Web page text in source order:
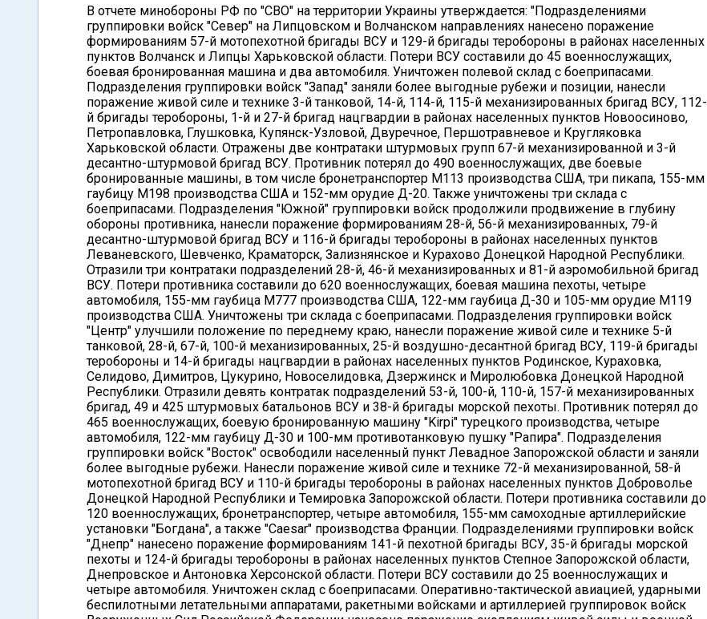
В отчете минобороны РФ по "СВО" на территории Украины утверждается: "Подразделениями
группировки войск "Север" на Липцовском и Волчанском направлениях нанесено поражение
формированиям 57-й мотопехотной бригады ВСУ и 129-й бригады теробороны в районах населенных
пунктов Волчанск и Липцы Харьковской области. Потери ВСУ составили до 45 военнослужащих,
боевая бронированная машина и два автомобиля. Уничтожен полевой склад с боеприпасами.
Подразделения группировки войск "Запад" заняли более выгодные рубежи и позиции, нанесли
поражение живой силе и технике 3-й танковой, 14-й, 114-й, 115-й механизированных бригад ВСУ, 112-
й бригады теробороны, 1-й и 27-й бригад нацгвардии в районах населенных пунктов Новоосиново,
Петропавловка, Глушковка, Купянск-Узловой, Двуречное, Першотравневое и Кругляковка
Харьковской области. Отражены две контратаки штурмовых групп 67-й механизированной и 3-й
десантно-штурмовой бригад ВСУ. Противник потерял до 490 военнослужащих, две боевые
бронированные машины, в том числе бронетранспортер М113 производства США, три пикапа, 155-мм
гаубицу М198 производства США и 152-мм орудие Д-20. Также уничтожены три склада с
боеприпасами. Подразделения "Южной" группировки войск продолжили продвижение в глубину
обороны противника, нанесли поражение формированиям 28-й, 56-й механизированных, 79-й
десантно-штурмовой бригад ВСУ и 116-й бригады теробороны в районах населенных пунктов
Леваневского, Шевченко, Краматорск, Зализнянское и Курахово Донецкой Народной Республики.
Отразили три контратаки подразделений 28-й, 46-й механизированных и 81-й аэромобильной бригад
ВСУ. Потери противника составили до 620 военнослужащих, боевая машина пехоты, четыре
автомобиля, 155-мм гаубица М777 производства США, 122-мм гаубица Д-30 и 105-мм орудие М119
производства США. Уничтожены три склада с боеприпасами. Подразделения группировки войск
"Центр" улучшили положение по переднему краю, нанесли поражение живой силе и технике 5-й
танковой, 28-й, 67-й, 100-й механизированных, 25-й воздушно-десантной бригад ВСУ, 119-й бригады
теробороны и 14-й бригады нацгвардии в районах населенных пунктов Родинское, Кураховка,
Селидово, Димитров, Цукурино, Новоселидовка, Дзержинск и Миролюбовка Донецкой Народной
Республики. Отразили девять контратак подразделений 53-й, 100-й, 110-й, 157-й механизированных
бригад, 49 и 425 штурмовых батальонов ВСУ и 38-й бригады морской пехоты. Противник потерял до
465 военнослужащих, боевую бронированную машину "Kirpi" турецкого производства, четыре
автомобиля, 122-мм гаубицу Д-30 и 100-мм противотанковую пушку "Рапира". Подразделения
группировки войск "Восток" освободили населенный пункт Левадное Запорожской области и заняли
более выгодные рубежи. Нанесли поражение живой силе и технике 72-й механизированной, 58-й
мотопехотной бригад ВСУ и 110-й бригады теробороны в районах населенных пунктов Доброволье
Донецкой Народной Республики и Темировка Запорожской области. Потери противника составили до
120 военнослужащих, бронетранспортер, четыре автомобиля, 155-мм самоходные артиллерийские
установки "Богдана", а также "Caesar" производства Франции. Подразделениями группировки войск
"Днепр" нанесено поражение формированиям 141-й пехотной бригады ВСУ, 35-й бригады морской
пехоты и 124-й бригады теробороны в районах населенных пунктов Степное Запорожской области,
Днепровское и Антоновка Херсонской области. Потери ВСУ составили до 25 военнослужащих и
четыре автомобиля. Уничтожен склад с боеприпасами. Оперативно-тактической авиацией, ударными
беспилотными летательными аппаратами, ракетными войсками и артиллерией группировок войск